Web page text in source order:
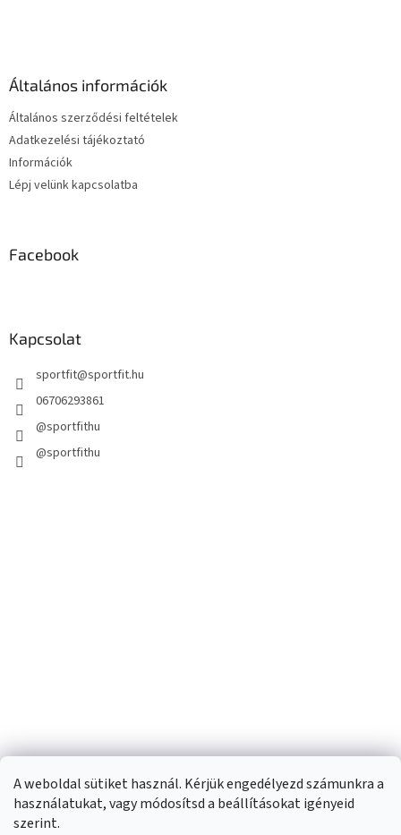
A weboldal sütiket használ. Kérjük engedélyezd számunkra a
használatukat, vagy módosítsd a beállításokat igényeid
szerint.
Általános információk
Általános szerződési feltételek
Adatkezelési tájékoztató
Információk
Lépj velünk kapcsolatba
Facebook
Kapcsolat
sportfit@sportfit.hu
06706293861
@sportfithu
@sportfithu